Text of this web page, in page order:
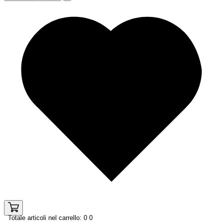
Totale articoli nel carrello: 0 0